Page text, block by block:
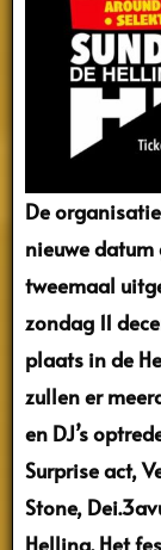
De
nieuwe
tweemaal
zondag 11
plaats in de
zullen er
en DJ’s
Surprise act,
Stone,
Helling. Het